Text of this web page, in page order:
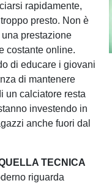
rapidamente,
presto. Non è
prestazione
costante online.
di educare i giovani
di mantenere
un calciatore resta
investendo in
anche fuori dal
TECNICA
riguarda